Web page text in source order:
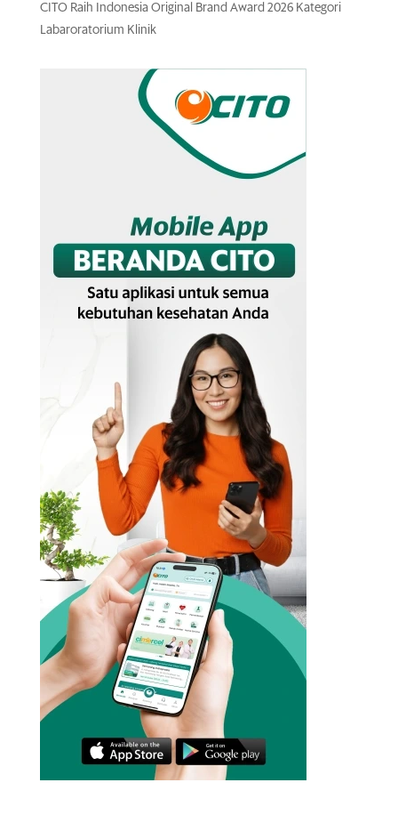
CITO Raih Indonesia Original Brand Award 2026 Kategori
Labaroratorium Klinik